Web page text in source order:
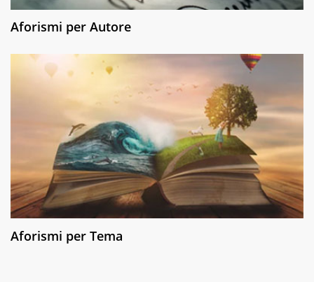
Aforismi per Autore
Aforismi per Tema